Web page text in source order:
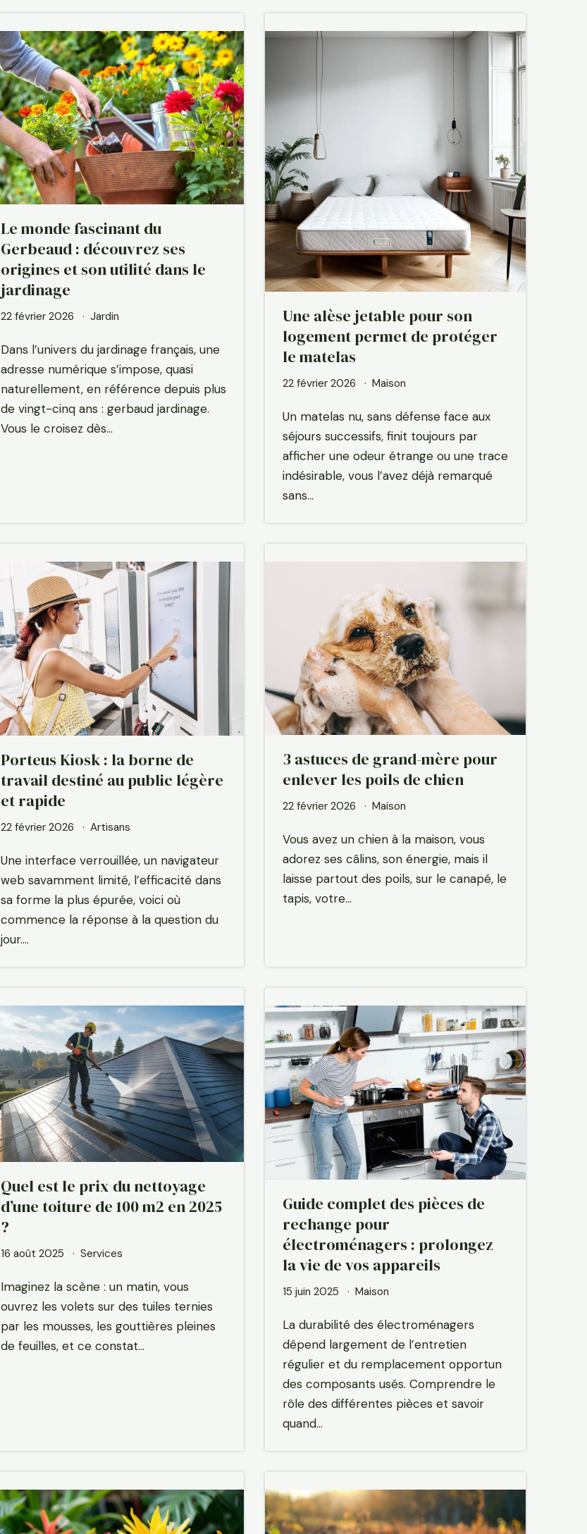
Le monde fascinant du
Gerbeaud : découvrez ses
origines et son utilité dans le
jardinage
22 février 2026 Jardin
Dans l’univers du jardinage français, une
adresse numérique s’impose, quasi
naturellement, en référence depuis plus
de vingt-cinq ans : gerbaud jardinage.
Vous le croisez dès…
Une alèse jetable pour son
logement permet de protéger
le matelas
22 février 2026 Maison
Un matelas nu, sans défense face aux
séjours successifs, finit toujours par
afficher une odeur étrange ou une trace
indésirable, vous l’avez déjà remarqué
sans…
Porteus Kiosk : la borne de
travail destiné au public légère
et rapide
22 février 2026 Artisans
Une interface verrouillée, un navigateur
web savamment limité, l’efficacité dans
sa forme la plus épurée, voici où
commence la réponse à la question du
jour.…
3 astuces de grand-mère pour
enlever les poils de chien
22 février 2026 Maison
Vous avez un chien à la maison, vous
adorez ses câlins, son énergie, mais il
laisse partout des poils, sur le canapé, le
tapis, votre…
Quel est le prix du nettoyage
d’une toiture de 100 m2 en 2025
?
16 août 2025 Services
Imaginez la scène : un matin, vous
ouvrez les volets sur des tuiles ternies
par les mousses, les gouttières pleines
de feuilles, et ce constat…
Guide complet des pièces de
rechange pour
électroménagers : prolongez
la vie de vos appareils
15 juin 2025 Maison
La durabilité des électroménagers
dépend largement de l’entretien
régulier et du remplacement opportun
des composants usés. Comprendre le
rôle des différentes pièces et savoir
quand…